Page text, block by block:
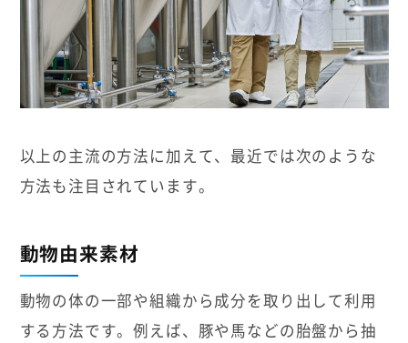
以上の主流の方法に加えて、最近では次のような
方法も注目されています。
動物由来素材
動物の体の一部や組織から成分を取り出して利用
する方法です。例えば、豚や馬などの胎盤から抽